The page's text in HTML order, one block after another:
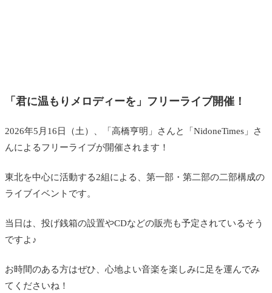
「君に温もりメロディーを」フリーライブ開催！
2026年5月16日（土）、「高橋亨明」さんと「NidoneTimes」さ
んによるフリーライブが開催されます！
東北を中心に活動する2組による、第一部・第二部の二部構成の
ライブイベントです。
当日は、投げ銭箱の設置やCDなどの販売も予定されているそう
ですよ♪
お時間のある方はぜひ、心地よい音楽を楽しみに足を運んでみ
てくださいね！